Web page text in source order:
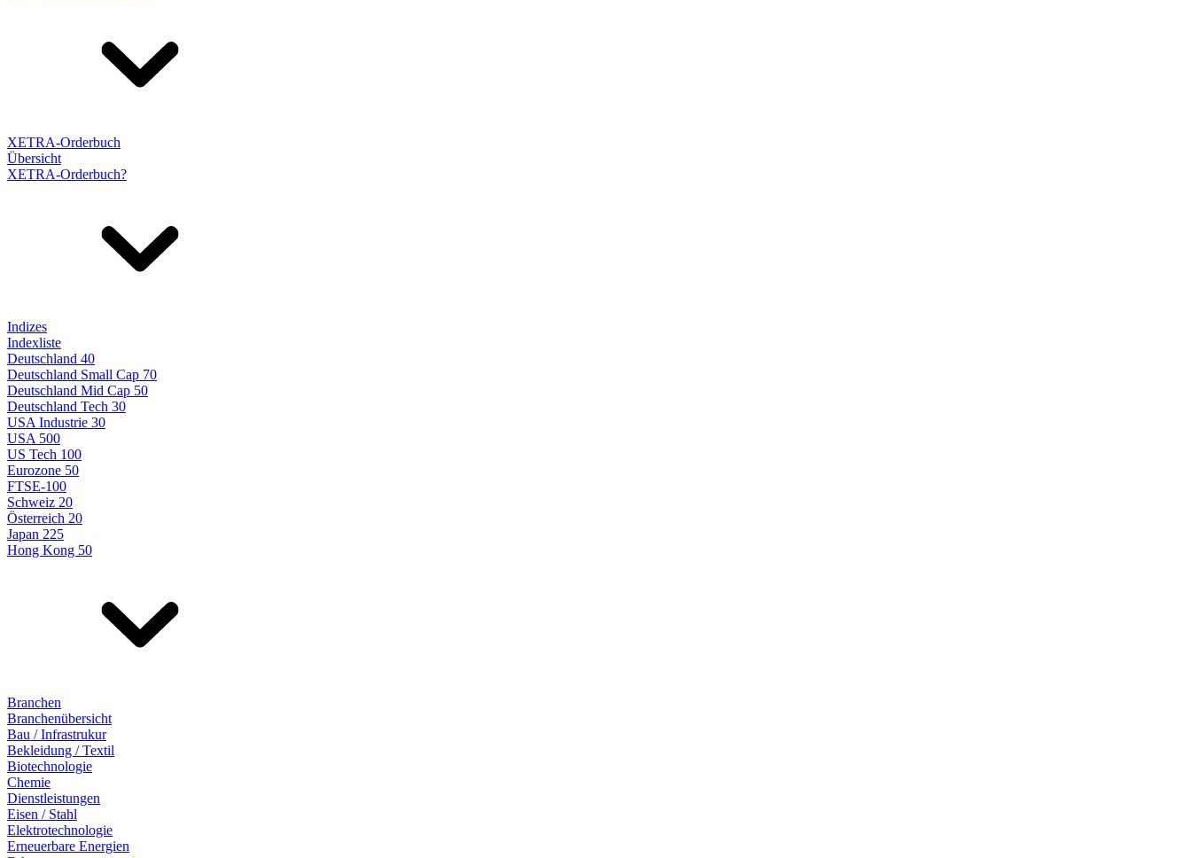
XETRA-Orderbuch
Übersicht
XETRA-Orderbuch?
Indizes
Indexliste
Deutschland 40
Deutschland Small Cap 70
Deutschland Mid Cap 50
Deutschland Tech 30
USA Industrie 30
USA 500
US Tech 100
Eurozone 50
FTSE-100
Schweiz 20
Österreich 20
Japan 225
Hong Kong 50
Branchen
Branchenübersicht
Bau / Infrastrukur
Bekleidung / Textil
Biotechnologie
Chemie
Dienstleistungen
Eisen / Stahl
Elektrotechnologie
Erneuerbare Energien